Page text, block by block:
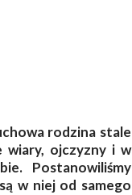
rodzina stale
wiary, ojczyzny i w
Postanowiliśmy
w niej od samego